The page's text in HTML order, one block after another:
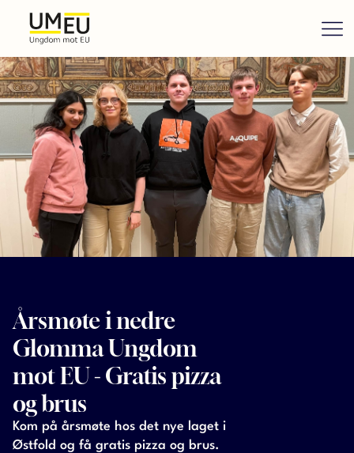
Årsmøte i nedre
Glomma Ungdom
mot EU - Gratis pizza
og brus
Kom på årsmøte hos det nye laget i
Østfold og få gratis pizza og brus.